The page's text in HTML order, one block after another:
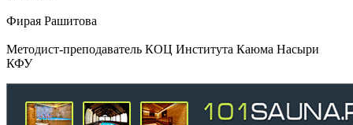
Фирая Рашитова
Методист-преподаватель КОЦ Института Каюма Насыри
КФУ